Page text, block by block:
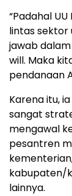
“Padahal
lintas sektor
jawab
will. Maka
pendanaan
Karena itu,
sangat
mengawal
pesantren
kabupaten/
lainnya.